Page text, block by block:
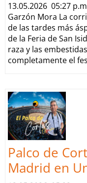
13.05.2026 05:27
Garzón Mora La
de las tardes más
de la Feria de San
raza y las
completamente el
Palco de
Madrid en